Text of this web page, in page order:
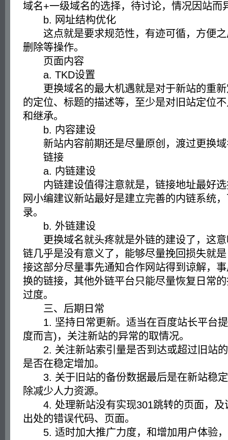
域名+一级域名的选择，待讨论，情况因站而
b. 网址结构优化
这点就是要求规范性，有迹可循，方便之
删除等操作。
页面内容
a. TKD设置
更换域名的最大机遇就是对于新站的重新
的定位、标题的描述等，至少是对旧站定位
和继承。
b. 内容建设
新站内容前期还是尽量原创，渡过更换域
链接
a. 内链建设
内链建设值得注意就是，链接地址最好选
网小编建议新站最好是建立完善的内链系统
录。
b. 外链建设
更换域名就头疼就是外链的建设了，这意
链几乎是没有意义了，能够尽量挽回损失就
接这部分尽量事先通知合作网站得到谅解，
换的链接，其他外链平台只能尽量恢复日常
过度。
三、后期日常
1. 坚持日常更新。适当在百度站长平台提
度而言)，关注新站的异常的取情况。
2. 关注新站索引量是否到达或超过旧站的
是否在稳定增加。
3. 关于旧站的备份数据最后是在新站稳定
除减少人力资源。
4. 处理新站没有实现301跳转的页面，及
出处的错误代码、页面。
5. 适时加大推广力度，和增加用户体验，